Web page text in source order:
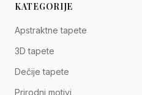
KATEGORIJE
Apstraktne tapete
3D tapete
Dečije tapete
Prirodni motivi